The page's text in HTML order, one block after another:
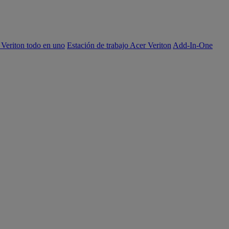
todo en uno Estación de trabajo Acer Veriton Add-In-One